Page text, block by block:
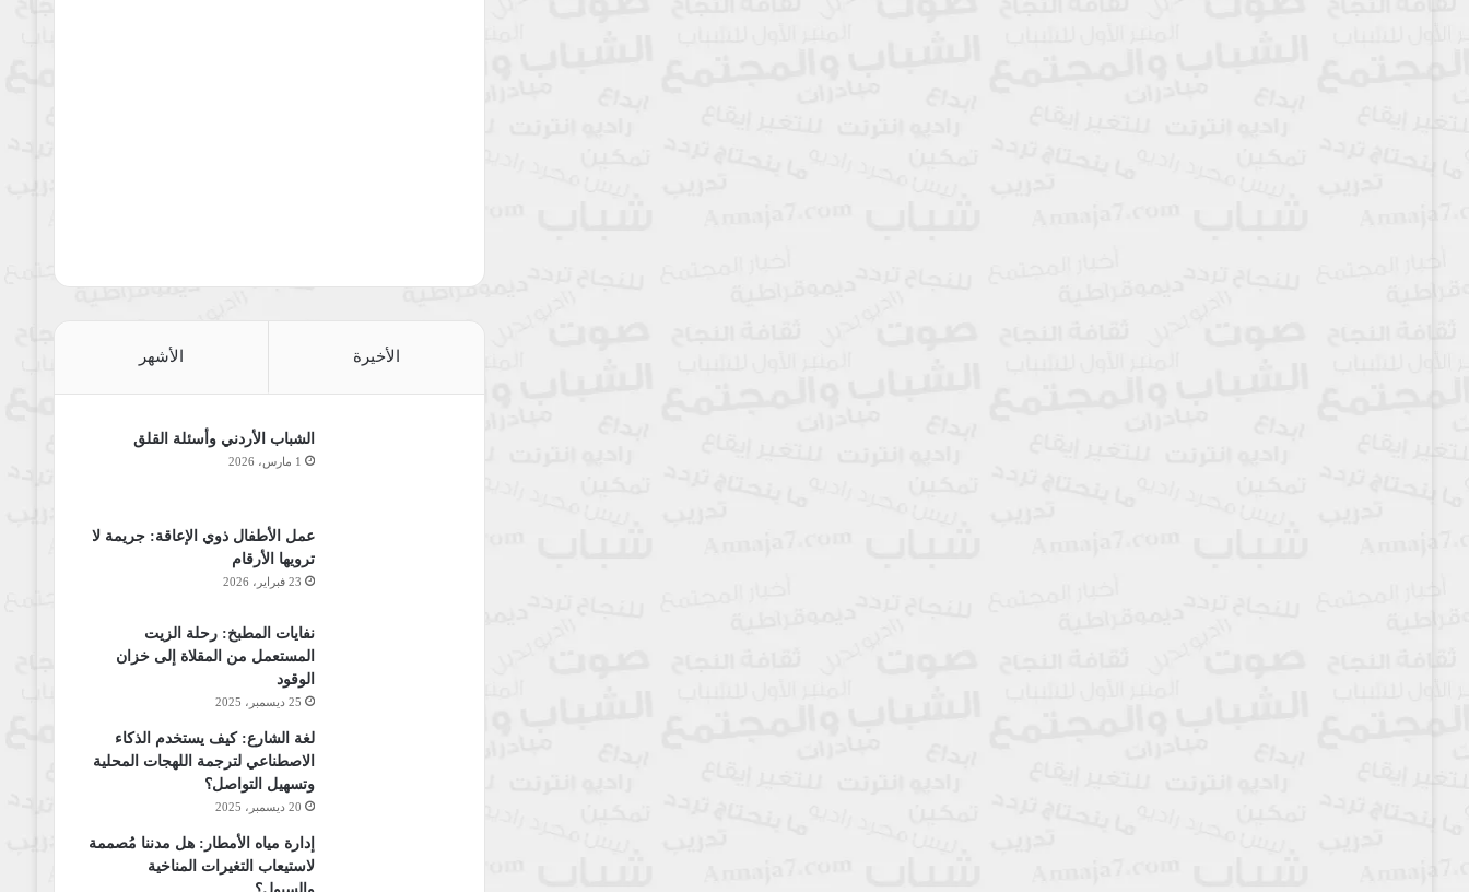
الأخيرة الأشهر
الشباب الأردني وأسئلة القلق
1 مارس، 2026
عمل الأطفال ذوي الإعاقة: جريمة لا
ترويها الأرقام
23 فبراير، 2026
نفايات المطبخ: رحلة الزيت
المستعمل من المقلاة إلى خزان
الوقود
25 ديسمبر، 2025
لغة الشارع: كيف يستخدم الذكاء
الاصطناعي لترجمة اللهجات المحلية
وتسهيل التواصل؟
20 ديسمبر، 2025
إدارة مياه الأمطار: هل مدننا مُصممة
لاستيعاب التغيرات المناخية